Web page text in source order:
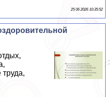
25 06 2026 10:35:52